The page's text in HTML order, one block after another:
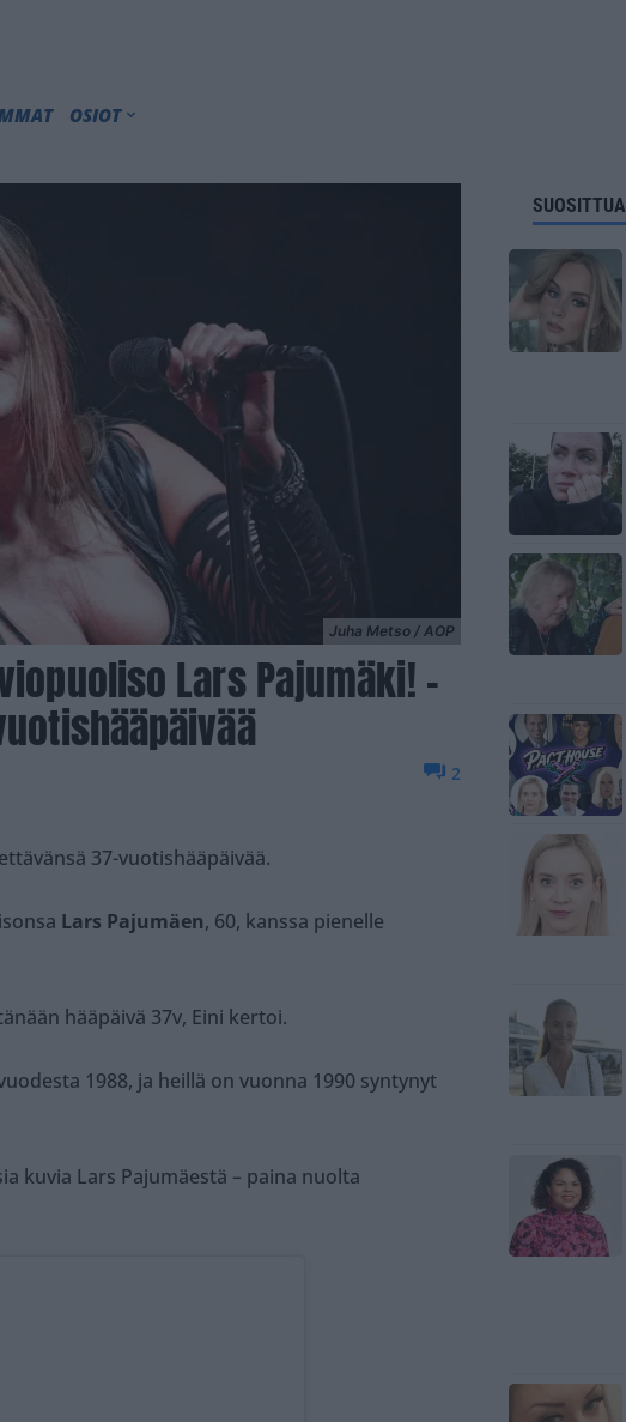
OSIOT
Juha Metso / AOP
Lars Pajumäki! –
2
37-vuotishääpäivää.
Lars Pajumäen, 60, kanssa pienelle
hääpäivä 37v, Eini kertoi.
1988, ja heillä on vuonna 1990 syntynyt
kuvia Lars Pajumäestä – paina nuolta
SUOSITTUA